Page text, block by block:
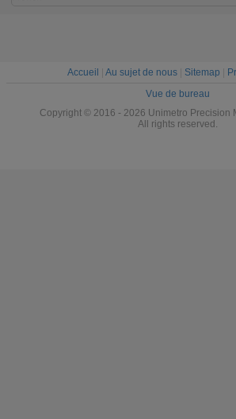
Accueil Au sujet de nous Sitemap
Vue de bureau
Copyright © 2016 - 2026 Unimetro Precision
All rights reserved.